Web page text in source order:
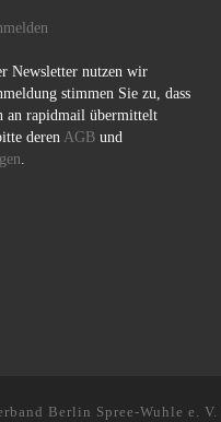
Newsletter nutzen wir
stimmen Sie zu, dass
an rapidmail übermittelt
deren AGB und
.
Berlin Spree-Wuhle e. V.